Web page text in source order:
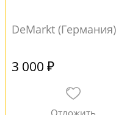
DeMarkt (Германия)
3 000 ₽